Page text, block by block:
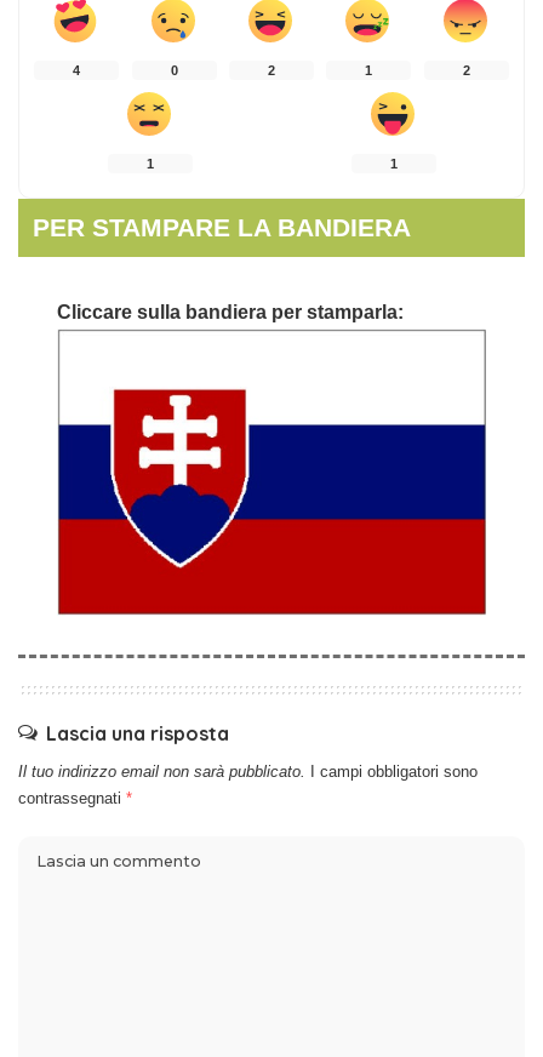
4 0 2 1 2
1 1
PER STAMPARE LA BANDIERA
Cliccare sulla bandiera per stamparla:
Lascia una risposta
Il tuo indirizzo email non sarà pubblicato.
I campi obbligatori sono
contrassegnati *